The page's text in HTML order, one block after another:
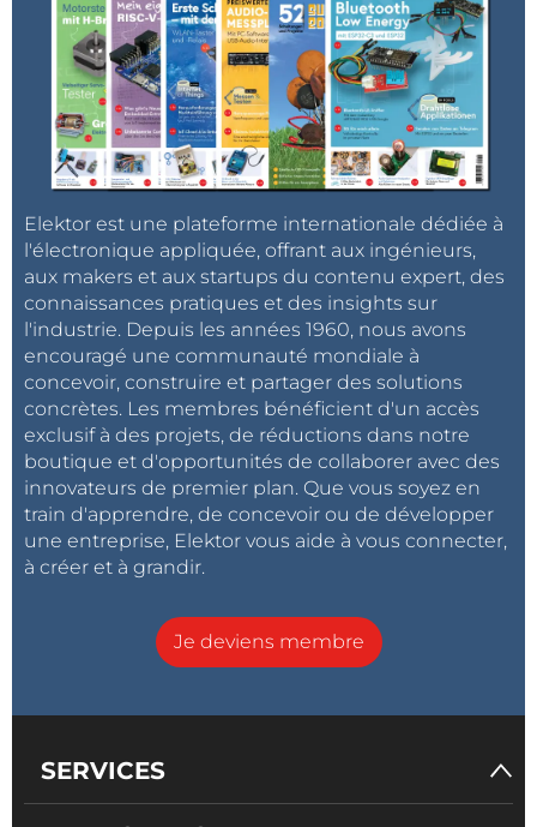
Elektor est une plateforme internationale dédiée à
l'électronique appliquée, offrant aux ingénieurs,
aux makers et aux startups du contenu expert, des
connaissances pratiques et des insights sur
l'industrie. Depuis les années 1960, nous avons
encouragé une communauté mondiale à
concevoir, construire et partager des solutions
concrètes. Les membres bénéficient d'un accès
exclusif à des projets, de réductions dans notre
boutique et d'opportunités de collaborer avec des
innovateurs de premier plan. Que vous soyez en
train d'apprendre, de concevoir ou de développer
une entreprise, Elektor vous aide à vous connecter,
à créer et à grandir.
Je deviens membre
SERVICES